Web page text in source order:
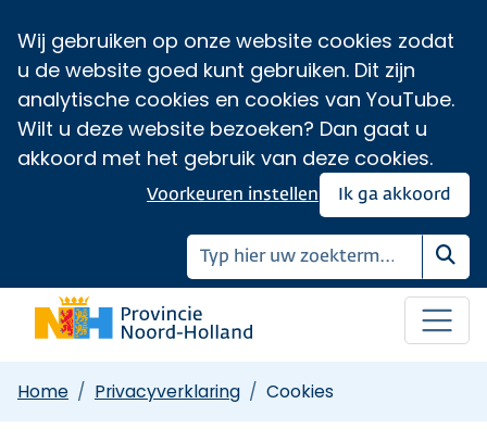
Wij gebruiken op onze website cookies zodat
u de website goed kunt gebruiken. Dit zijn
analytische cookies en cookies van YouTube.
Wilt u deze website bezoeken? Dan gaat u
akkoord met het gebruik van deze cookies.
Ik ga akkoord
Voorkeuren instellen
Home Privacyverklaring Cookies